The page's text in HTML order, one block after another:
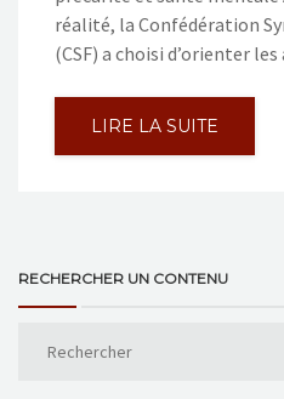
réalité, la Confédération
(CSF) a choisi d’orienter
LIRE LA SUITE
RECHERCHER UN CONTENU